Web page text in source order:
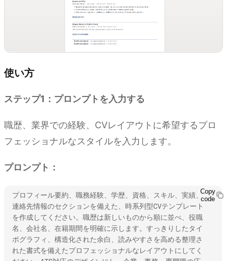
使い方
ステップ1：プロンプトを入力する
職歴、業界での経験、CVレイアウトに希望するプロ
フェッショナルなスタイルを入力します。
プロンプト：
プロフィール要約、職務経験、学歴、資格、スキル、実績、
連絡先情報のセクションを備えた、時系列型CVテンプレート
を作成してください。職歴は新しいものから順に並べ、役職
名、会社名、在籍期間を明確に示します。すっきりしたタイ
ポグラフィ、構造化された余白、読みやすさを高める整理さ
れた書式を備えたプロフェッショナルなレイアウトにしてく
Copy
code